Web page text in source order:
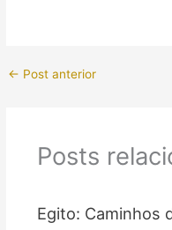
← Post anterior
Posts
Egito: Caminhos